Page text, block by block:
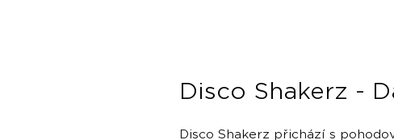
Disco Shakerz -
Disco Shakerz přichází s